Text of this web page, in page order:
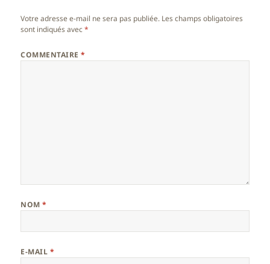
Votre adresse e-mail ne sera pas publiée. Les champs obligatoires
sont indiqués avec*
COMMENTAIRE*
NOM*
E-MAIL *